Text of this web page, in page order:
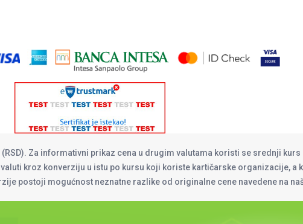
Za informativni prikaz cena u drugim valutama koristi se srednji
kroz konverziju u istu po kursu koji koriste kartičarske organizacije, a
postoji mogućnost neznatne razlike od originalne cene navedene na